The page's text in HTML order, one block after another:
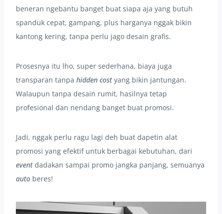
beneran ngebantu banget buat siapa aja yang butuh
spanduk cepat, gampang, plus harganya nggak bikin
kantong kering, tanpa perlu jago desain grafis.
Prosesnya itu lho, super sederhana, biaya juga
transparan tanpa hidden costyang bikin jantungan.
Walaupun tanpa desain rumit, hasilnya tetap
profesional dan nendang banget buat promosi.
Jadi, nggak perlu ragu lagi deh buat dapetin alat
promosi yang efektif untuk berbagai kebutuhan, dari
eventdadakan sampai promo jangka panjang, semuanya
auto beres!